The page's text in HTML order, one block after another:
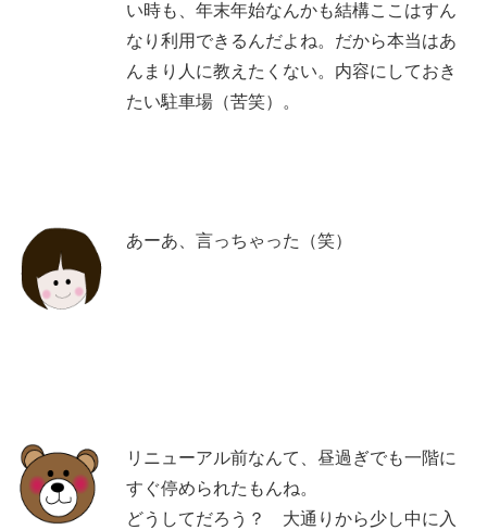
い時も、年末年始なんかも結構ここはすん
なり利用できるんだよね。だから本当はあ
んまり人に教えたくない。内容にしておき
たい駐車場（苦笑）。
あーあ、言っちゃった（笑）
リニューアル前なんて、昼過ぎでも一階に
すぐ停められたもんね。
どうしてだろう？ 大通りから少し中に入